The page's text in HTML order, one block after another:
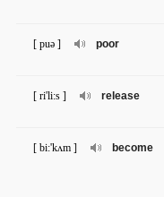
poor
[ puə ]
release
[ ri'li:s ]
become
[ bi:'kʌm ]